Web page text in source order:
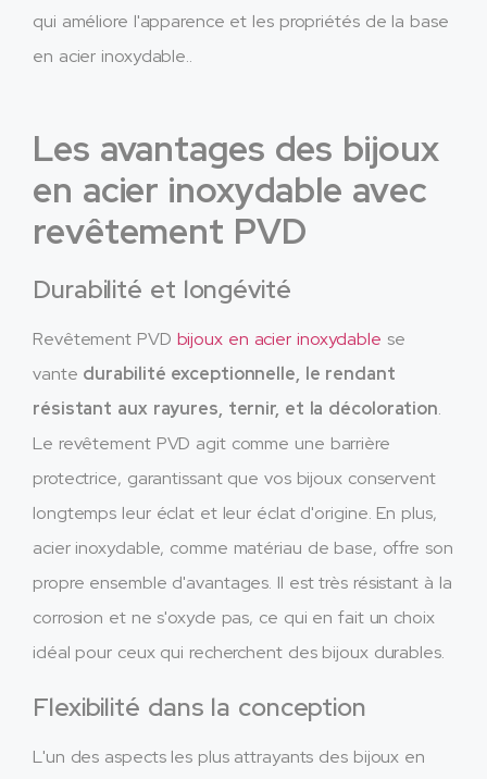
qui améliore l'apparence et les propriétés de la base
en acier inoxydable..
Les avantages des bijoux
en acier inoxydable avec
revêtement PVD
Durabilité et longévité
Revêtement PVD bijoux en acier inoxydable se
vante durabilité exceptionnelle, le rendant
résistant aux rayures, ternir, et la décoloration.
Le revêtement PVD agit comme une barrière
protectrice, garantissant que vos bijoux conservent
longtemps leur éclat et leur éclat d'origine. En plus,
acier inoxydable, comme matériau de base, offre son
propre ensemble d'avantages. Il est très résistant à la
corrosion et ne s'oxyde pas, ce qui en fait un choix
idéal pour ceux qui recherchent des bijoux durables.
Flexibilité dans la conception
L'un des aspects les plus attrayants des bijoux en